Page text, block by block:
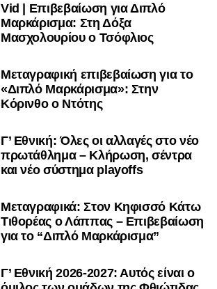
Vid | Επιβεβαίωση για Διπλό
Μαρκάρισμα: Στη Δόξα
Μασχολουρίου ο Τσόφλιος
Μεταγραφική επιβεβαίωση για το
«Διπλό Μαρκάρισμα»: Στην
Κόρινθο ο Ντότης
Γ’ Εθνική: Όλες οι αλλαγές στο νέο
πρωτάθλημα – Κλήρωση, σέντρα
και νέο σύστημα playoffs
Μεταγραφικά: Στον Κηφισσό Κάτω
Τιθορέας ο Λάππας – Επιβεβαίωση
για το “Διπλό Μαρκάρισμα”
Γ’ Εθνική 2026-2027: Αυτός είναι ο